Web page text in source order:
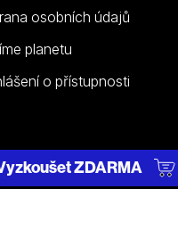
osobních údajů
planetu
o přístupnosti
ZDARMA